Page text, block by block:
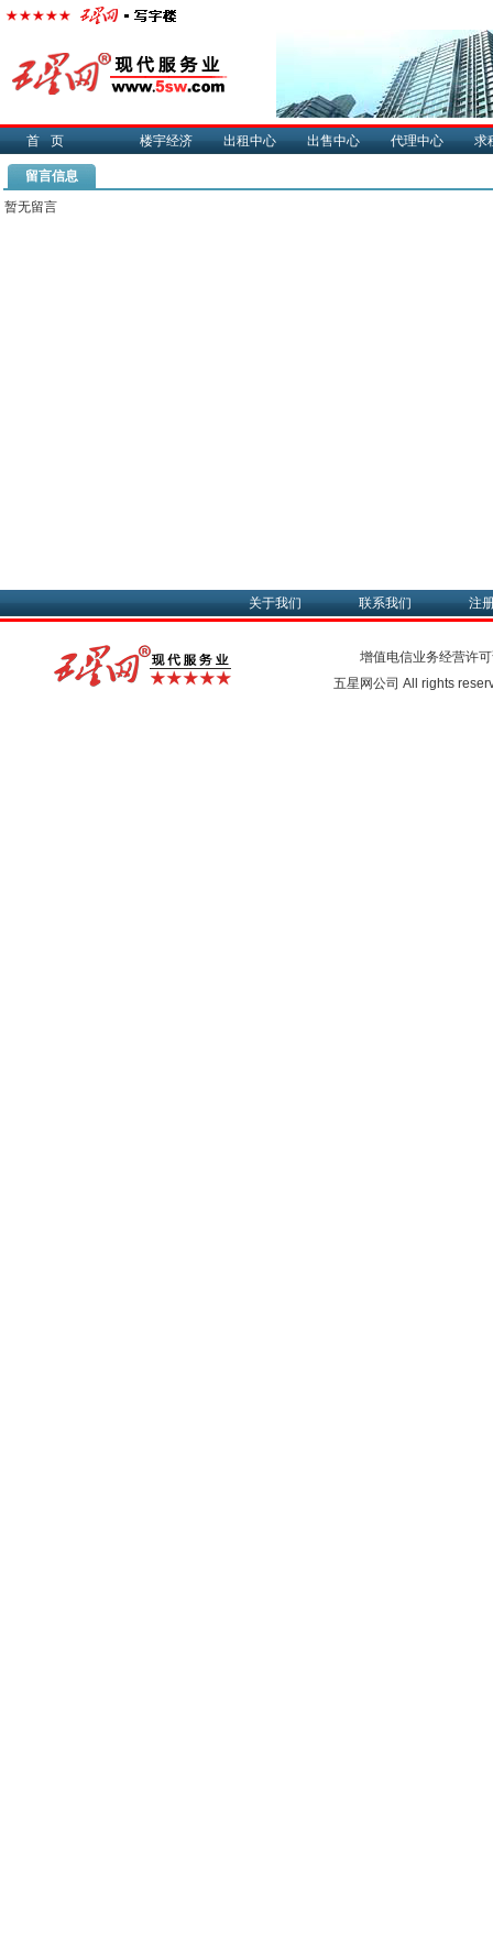
首页 楼宇经济 出租中心 出售中心 代理中心 求
留言信息
暂无留言
关于我们 联系我们 注
增值电信业务经营许
五星网公司 All rights